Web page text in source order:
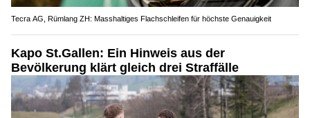
Tecra AG, Rümlang ZH: Masshaltiges Flachschleifen für höchste Genauigkeit
Kapo St.Gallen: Ein Hinweis aus der
Bevölkerung klärt gleich drei Straffälle